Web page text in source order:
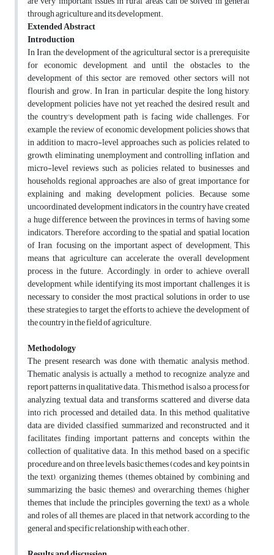
through agriculture and its development.
Extended Abstract
Introduction
In Iran, the development of the agricultural sector is a prerequisite
for economic development, and until the obstacles to the
development of this sector are removed, other sectors will not
flourish and grow. In Iran, in particular, despite the long history,
development policies have not yet reached the desired result, and
the country's development path is facing wide challenges. For
example, the review of economic development policies shows that
in addition to macro-level approaches such as policies related to
growth, eliminating unemployment and controlling inflation, and
micro-level reviews such as policies related to businesses and
households, regional approaches are also of great importance for
explaining and making development policies. Because some
uncoordinated development indicators in the country have created
a huge difference between the provinces in terms of having some
indicators. Therefore, according to the spatial and spatial location
of Iran, focusing on the important aspect of development; This
means that agriculture can accelerate the overall development
process in the future. Accordingly, in order to achieve overall
development, while identifying its most important challenges, it is
necessary to consider the most practical solutions in order to use
these strategies to target the efforts to achieve the development of
the country in the field of agriculture.
Methodology
The present research was done with thematic analysis method.
Thematic analysis is actually a method to recognize, analyze and
report patterns in qualitative data. This method is also a process for
analyzing textual data and transforms scattered and diverse data
into rich, processed and detailed data. In this method, qualitative
data are divided, classified, summarized and reconstructed, and it
facilitates finding important patterns and concepts within the
collection of qualitative data. In this method, based on a specific
procedure and on three levels, basic themes (codes and key points in
the text), organizing themes (themes obtained by combining and
summarizing the basic themes) and overarching themes (higher
themes that include the principles governing the text) as a whole,
and roles of all themes are placed in that network according to the
general and specific relationship with each other.